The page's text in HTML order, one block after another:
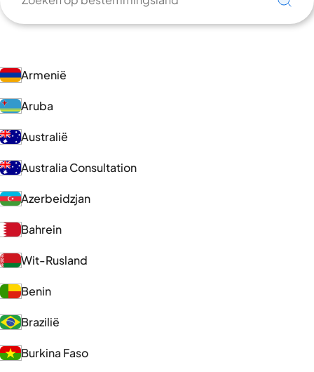
Armenië
Aruba
Australië
Australia Consultation
Azerbeidzjan
Bahrein
Wit-Rusland
Benin
Brazilië
Burkina Faso